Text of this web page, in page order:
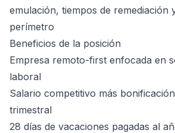
emulación, tiempos de remediación
perímetro
Beneficios de la posición
Empresa remoto-first enfocada en
laboral
Salario competitivo más
trimestral
28 días de vacaciones pagadas al